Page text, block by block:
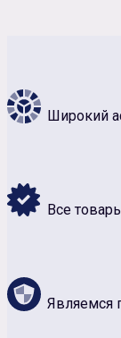
Широкий
Все
Являемся